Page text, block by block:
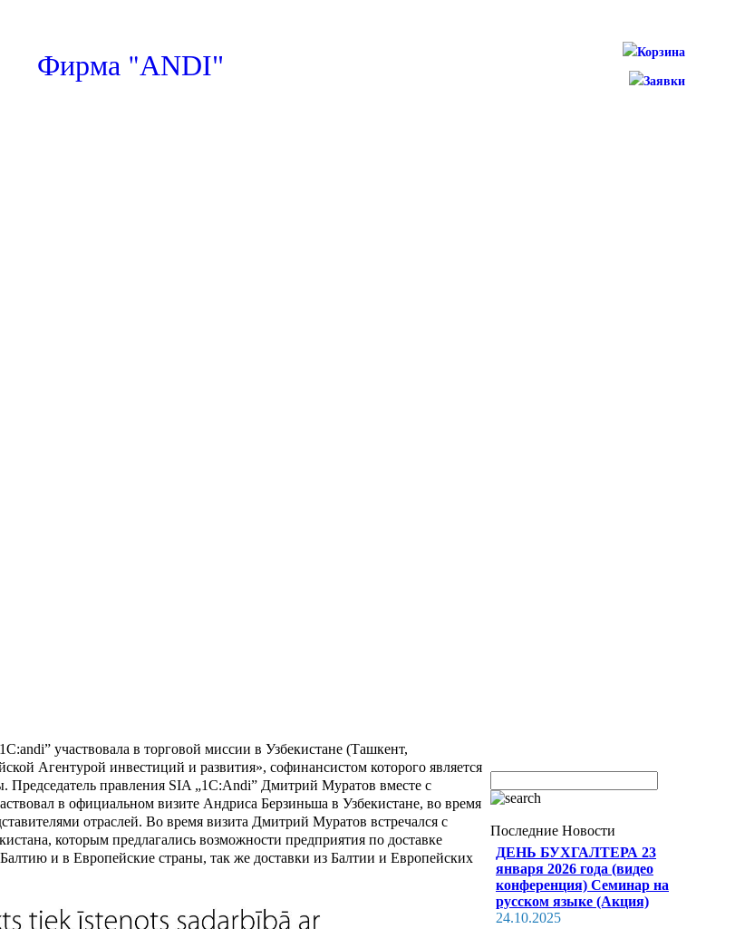
Фирма "ANDI" Корзина
Заявки
участвовала в торговой миссии в Узбекистане (Ташкент,
Агентурой инвестиций и развития», софинансистом которого является
Председатель правления SIA „1C:Andi” Дмитрий Муратов вместе с
в официальном визите Андриса Берзиньша в Узбекистане, во время
отраслей. Во время визита Дмитрий Муратов встречался с
которым предлагались возможности предприятия по доставке
Балтию и в Европейские страны, так же доставки из Балтии и Европейских
Последние Новости
ДЕНЬ БУХГАЛТЕРА 23
января 2026 года (видео
конференция) Семинар на
русском языке (Акция)
24.10.2025